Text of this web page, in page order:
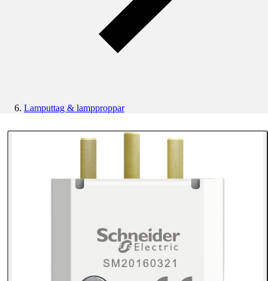
Lamputtag & lampproppar